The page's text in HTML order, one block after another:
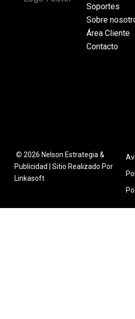
Soportes
Sobre
Área Cliente
Contacto
© 2026 Nelson Estrategia &
Publicidad | Sitio Realizado Por
Linkasoft